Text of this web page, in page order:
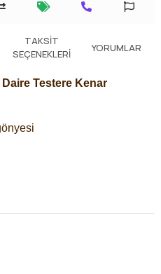
TAKSIT
SEÇENEKLERI
YORUMLAR
Daire Testere Kenar